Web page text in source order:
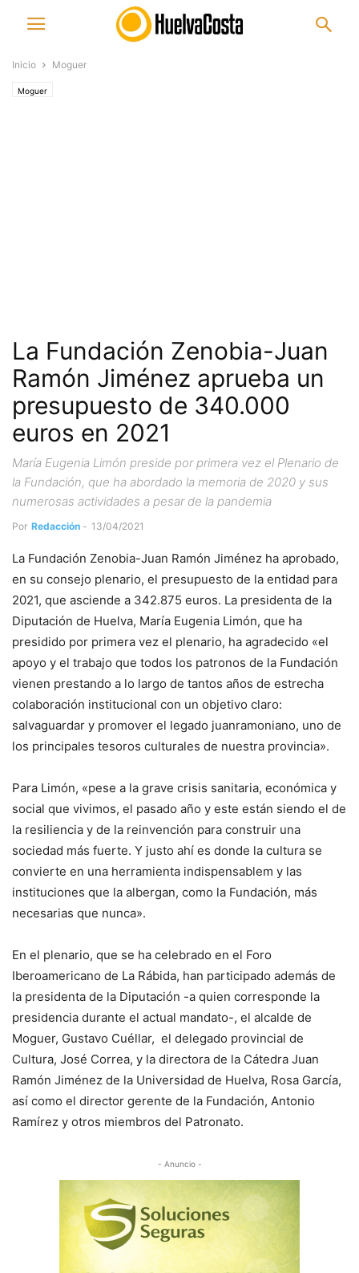
Inicio Moguer
Moguer
La Fundación Zenobia-Juan
Ramón Jiménez aprueba un
presupuesto de 340.000
euros en 2021
María Eugenia Limón preside por primera vez el Plenario de
la Fundación, que ha abordado la memoria de 2020 y sus
numerosas actividades a pesar de la pandemia
Por Redacción - 13/04/2021
La Fundación Zenobia-Juan Ramón Jiménez ha aprobado,
en su consejo plenario, el presupuesto de la entidad para
2021, que asciende a 342.875 euros. La presidenta de la
Diputación de Huelva, María Eugenia Limón, que ha
presidido por primera vez el plenario, ha agradecido «el
apoyo y el trabajo que todos los patronos de la Fundación
vienen prestando a lo largo de tantos años de estrecha
colaboración institucional con un objetivo claro:
salvaguardar y promover el legado juanramoniano, uno de
los principales tesoros culturales de nuestra provincia».
Para Limón, «pese a la grave crisis sanitaria, económica y
social que vivimos, el pasado año y este están siendo el de
la resiliencia y de la reinvención para construir una
sociedad más fuerte. Y justo ahí es donde la cultura se
convierte en una herramienta indispensablem y las
instituciones que la albergan, como la Fundación, más
necesarias que nunca».
En el plenario, que se ha celebrado en el Foro
Iberoamericano de La Rábida, han participado además de
la presidenta de la Diputación -a quien corresponde la
presidencia durante el actual mandato-, el alcalde de
Moguer, Gustavo Cuéllar, el delegado provincial de
Cultura, José Correa, y la directora de la Cátedra Juan
Ramón Jiménez de la Universidad de Huelva, Rosa García,
así como el director gerente de la Fundación, Antonio
Ramírez y otros miembros del Patronato.
- Anuncio -